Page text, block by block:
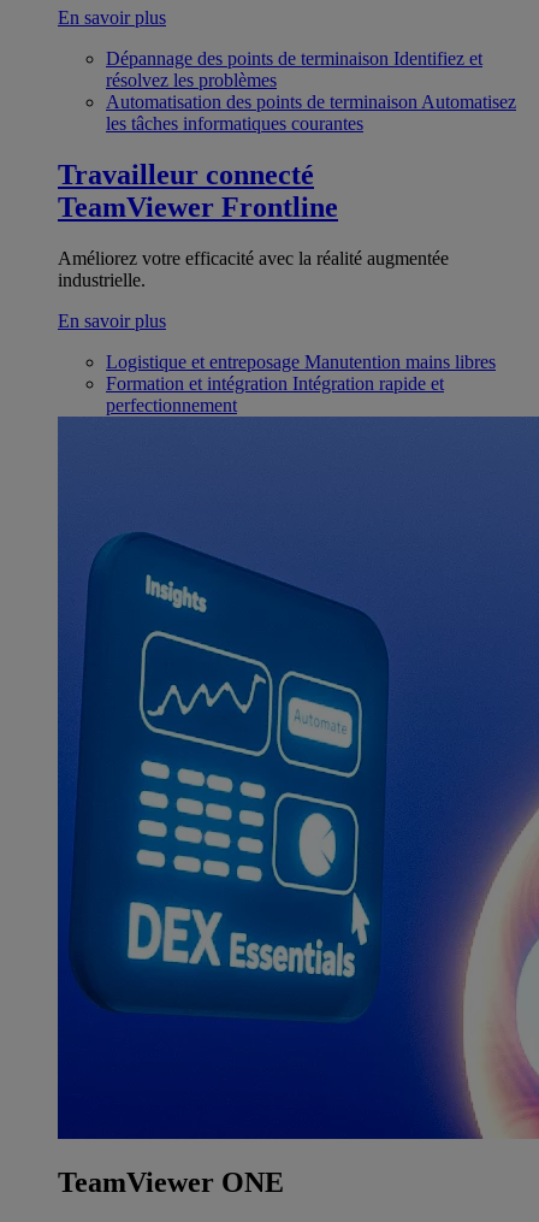
En savoir plus
Dépannage des points de terminaison Identifiez et
résolvez les problèmes
Automatisation des points de terminaison Automatisez
les tâches informatiques courantes
Travailleur connecté
TeamViewer Frontline
Améliorez votre efficacité avec la réalité augmentée
industrielle.
En savoir plus
Logistique et entreposage Manutention mains libres
Formation et intégration Intégration rapide et
perfectionnement
TeamViewer ONE